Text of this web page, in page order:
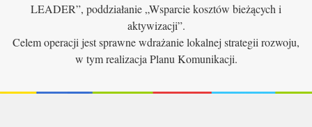
LEADER”, poddziałanie „Wsparcie kosztów bieżących i
aktywizacji”.
Celem operacji jest sprawne wdrażanie lokalnej strategii rozwoju,
w tym realizacja Planu Komunikacji.